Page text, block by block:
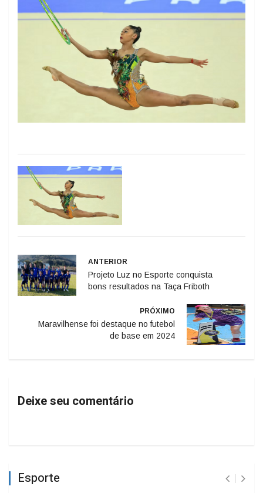
ANTERIOR
Projeto Luz no Esporte conquista
bons resultados na Taça Friboth
PRÓXIMO
Maravilhense foi destaque no futebol
de base em 2024
Deixe seu comentário
Esporte